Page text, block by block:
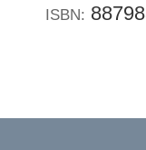
ISBN: